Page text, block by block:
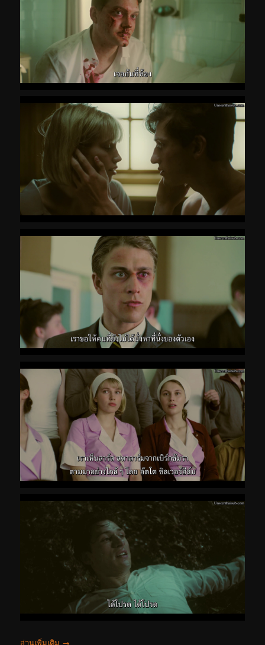
อ่านเพิ่มเติม →